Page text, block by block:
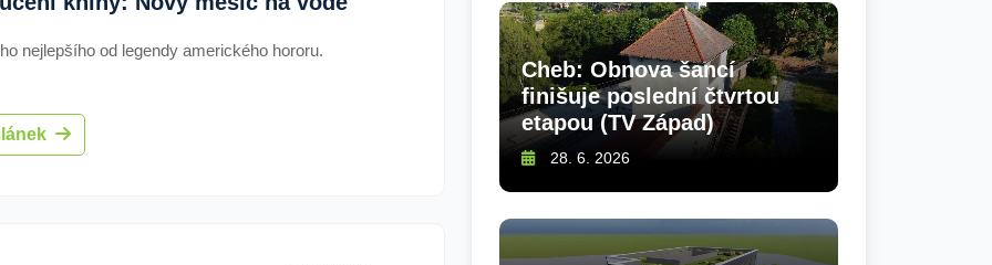
nejlepšího od legendy amerického hororu.
Cheb: Obnova šancí
finišuje poslední čtvrtou
etapou (TV Západ)
28. 6. 2026